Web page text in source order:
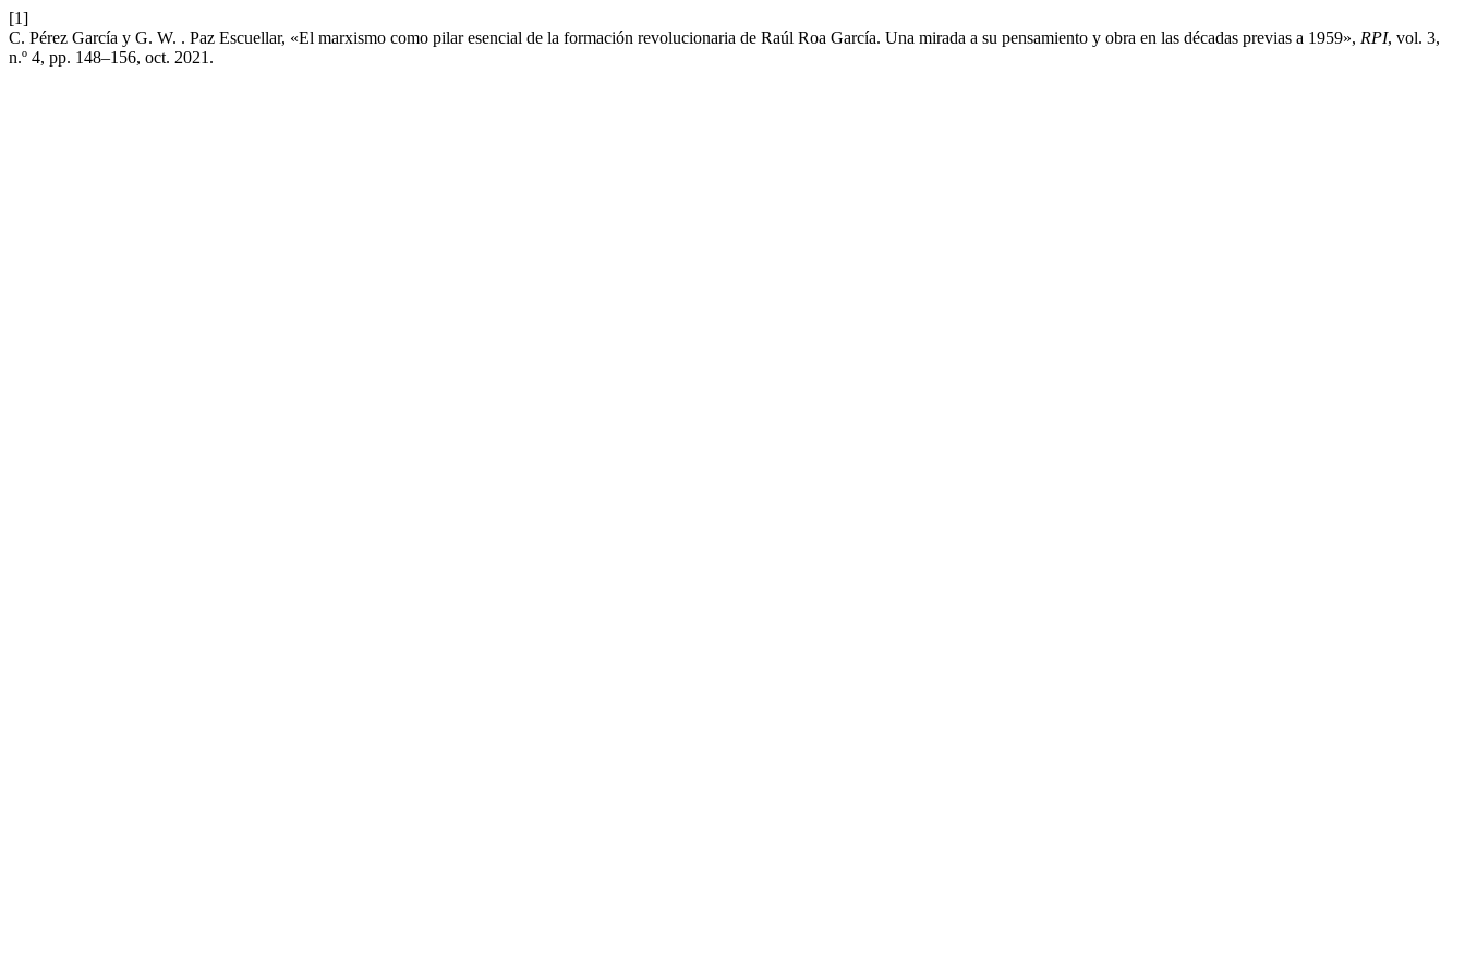
[1]
C. Pérez García y G. W. . Paz Escuellar, «El marxismo como pilar esencial de la formación revolucionaria de Raúl Roa García. Una mirada a su pensamiento y obra en las décadas previas a 1959», RPI, vol. 3,
n.º 4, pp. 148–156, oct. 2021.